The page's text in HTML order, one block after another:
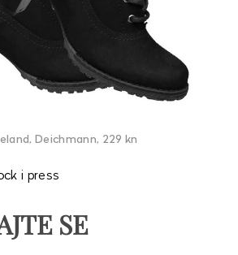
Deichmann, 229 kn
i press
SE